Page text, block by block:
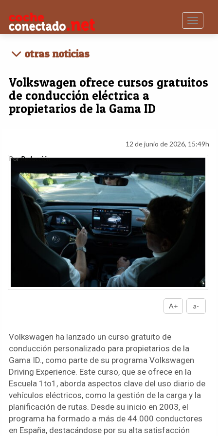
Toggle
otras noticias
Volkswagen ofrece cursos gratuitos
de conducción eléctrica a
propietarios de la Gama ID
12 de junio de 2026, 15:49h
PorRedacción
A+ a-
Volkswagen ha lanzado un curso gratuito de
conducción personalizado para propietarios de la
Gama ID., como parte de su programa Volkswagen
Driving Experience. Este curso, que se ofrece en la
Escuela 1to1, aborda aspectos clave del uso diario de
vehículos eléctricos, como la gestión de la carga y la
planificación de rutas. Desde su inicio en 2003, el
programa ha formado a más de 44.000 conductores
en España, destacándose por su alta satisfacción